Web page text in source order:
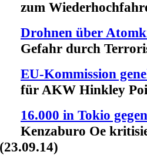
zum
Drohnen über
Gefahr durch
EU-Kommission
für AKW Hinkley
16.000 in Tokio
Kenzaburo Oe
(23.09.14)